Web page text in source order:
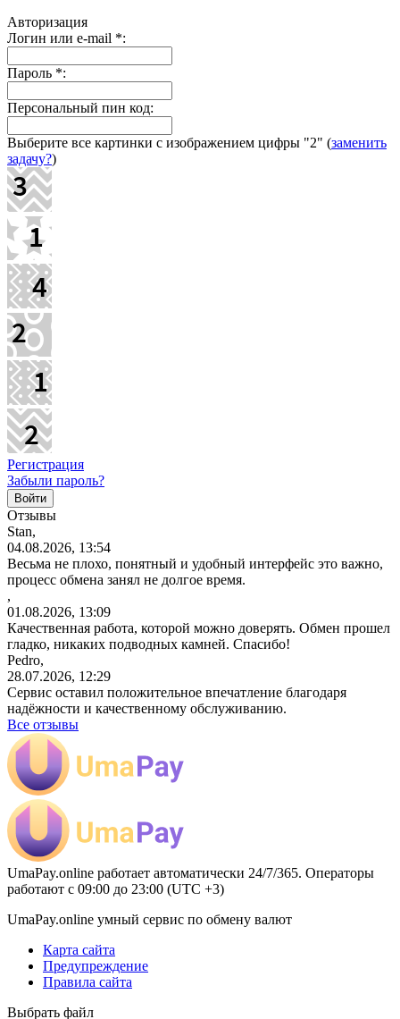
Авторизация
Логин или e-mail *:
Пароль *:
Персональный пин код:
Выберите все картинки с изображением цифры "2" (заменить
задачу?)
Регистрация
Забыли пароль?
Отзывы
Stan,
04.08.2026, 13:54
Весьма не плохо, понятный и удобный интерфейс это важно,
процесс обмена занял не долгое время.
,
01.08.2026, 13:09
Качественная работа, которой можно доверять. Обмен прошел
гладко, никаких подводных камней. Спасибо!
Pedro,
28.07.2026, 12:29
Сервис оставил положительное впечатление благодаря
надёжности и качественному обслуживанию.
Все отзывы
UmaPay.online работает автоматически 24/7/365. Операторы
работают с 09:00 до 23:00 (UTC +3)
UmaPay.online умный сервис по обмену валют
Карта сайта
Предупреждение
Правила сайта
Выбрать файл